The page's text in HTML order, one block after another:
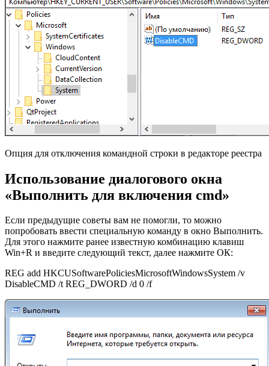
Опция для отключения командной строки в редакторе реестра
Использование диалогового окна
«Выполнить для включения cmd»
Если предыдущие советы вам не помогли, то можно
попробовать ввести специальную команду в окно Выполнить.
Для этого нажмите ранее известную комбинацию клавиш
Win+R и введите следующий текст, далее нажмите ОК:
REG add HKCUSoftwarePoliciesMicrosoftWindowsSystem /v
DisableCMD /t REG_DWORD /d 0 /f